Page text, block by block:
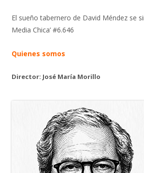
El sueño tabernero de David Méndez se
Media Chica’ #6.646
Quienes somos
Director: José María Morillo